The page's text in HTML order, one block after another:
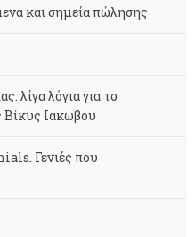
και σημεία πώλησης
λίγα λόγια για το
Βίκυς Ιακώβου
Γενιές που